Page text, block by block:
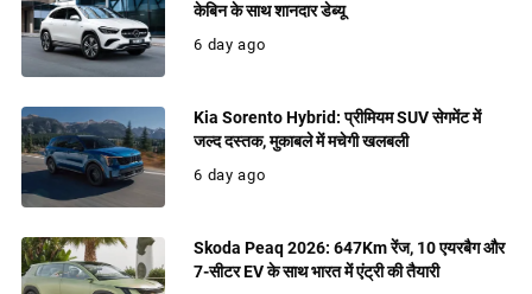
केबिन के साथ शानदार डेब्यू
6 day ago
Kia Sorento Hybrid: प्रीमियम SUV सेगमेंट में
जल्द दस्तक, मुकाबले में मचेगी खलबली
6 day ago
Skoda Peaq 2026: 647Km रेंज, 10 एयरबैग और
7-सीटर EV के साथ भारत में एंट्री की तैयारी